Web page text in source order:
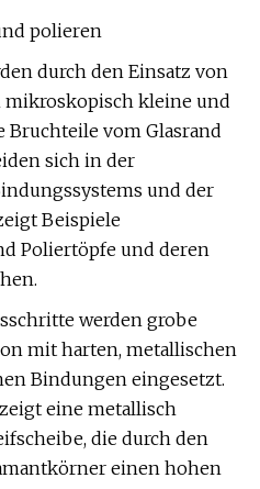
polieren
durch den Einsatz von
kleine und
vom Glasrand
sich in der
und der
Beispiele
Poliertöpfe und deren
werden grobe
mit harten, metallischen
Bindungen eingesetzt.
eine metallisch
die durch den
einen hohen